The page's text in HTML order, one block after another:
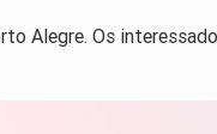
Alegre. Os